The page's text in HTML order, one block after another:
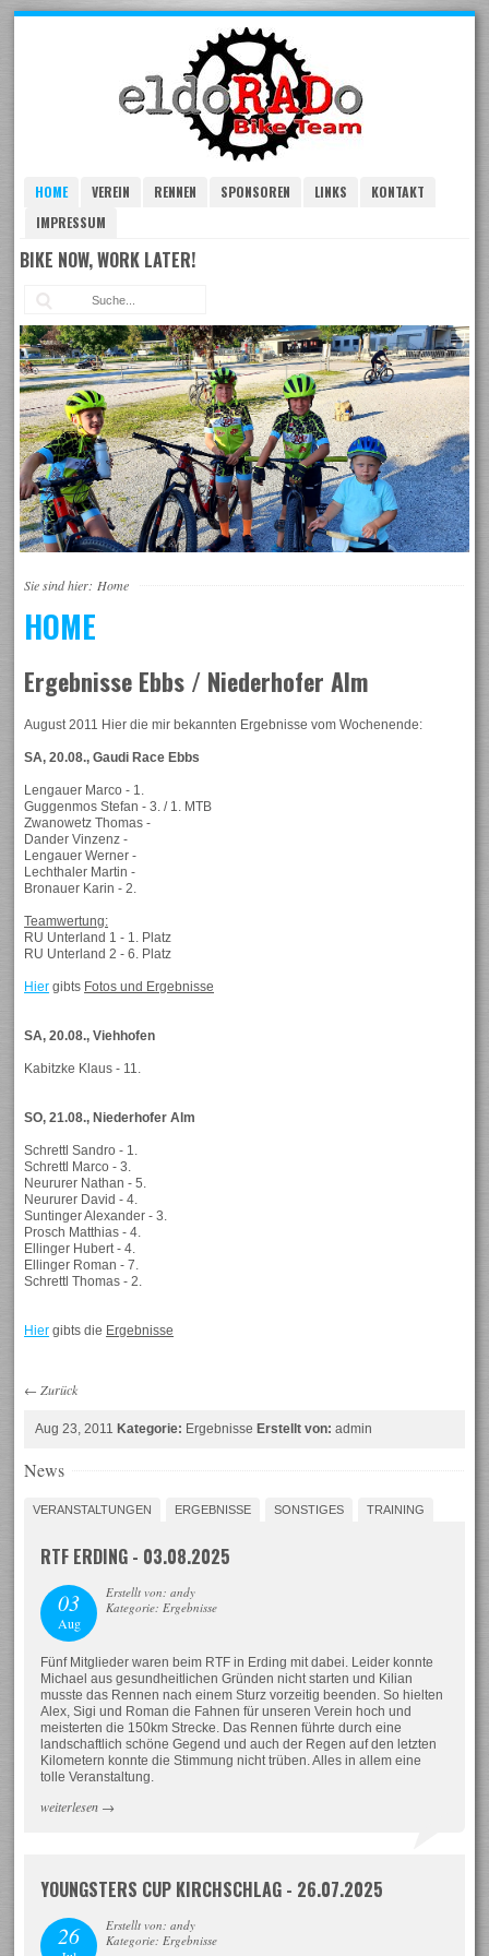
HOME VEREIN RENNEN SPONSOREN LINKS
KONTAKT
IMPRESSUM
BIKE NOW, WORK LATER!
Sie sind hier: Home
HOME
Ergebnisse Ebbs / Niederhofer Alm
August 2011 Hier die mir bekannten Ergebnisse vom Wochenende:
SA, 20.08., Gaudi Race Ebbs
Lengauer Marco - 1.
Guggenmos Stefan - 3. / 1. MTB
Zwanowetz Thomas -
Dander Vinzenz -
Lengauer Werner -
Lechthaler Martin -
Bronauer Karin - 2.
Teamwertung:
RU Unterland 1 - 1. Platz
RU Unterland 2 - 6. Platz
Hier gibts Fotos und Ergebnisse
SA, 20.08., Viehhofen
Kabitzke Klaus - 11.
SO, 21.08., Niederhofer Alm
Schrettl Sandro - 1.
Schrettl Marco - 3.
Neururer Nathan - 5.
Neururer David - 4.
Suntinger Alexander - 3.
Prosch Matthias - 4.
Ellinger Hubert - 4.
Ellinger Roman - 7.
Schrettl Thomas - 2.
Hier gibts die Ergebnisse
← Zurück
Aug 23, 2011Kategorie: ErgebnisseErstellt von: admin
News
VERANSTALTUNGEN ERGEBNISSE SONSTIGES TRAINING
RTF ERDING - 03.08.2025
03
Aug
Erstellt von: andy
Kategorie: Ergebnisse
Fünf Mitglieder waren beim RTF in Erding mit dabei. Leider konnte
Michael aus gesundheitlichen Gründen nicht starten und Kilian
musste das Rennen nach einem Sturz vorzeitig beenden. So hielten
Alex, Sigi und Roman die Fahnen für unseren Verein hoch und
meisterten die 150km Strecke. Das Rennen führte durch eine
landschaftlich schöne Gegend und auch der Regen auf den letzten
Kilometern konnte die Stimmung nicht trüben. Alles in allem eine
tolle Veranstaltung.
weiterlesen →
YOUNGSTERS CUP KIRCHSCHLAG - 26.07.2025
26
Erstellt von: andy
Kategorie: Ergebnisse